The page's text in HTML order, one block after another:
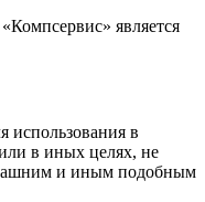
является
использования в
в иных целях, не
и иным подобным